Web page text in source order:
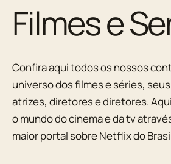
Filmes e
Confira aqui todos os nossos
universo dos filmes e séries,
atrizes, diretores e diretores.
o mundo do cinema e da tv
maior portal sobre Netflix do